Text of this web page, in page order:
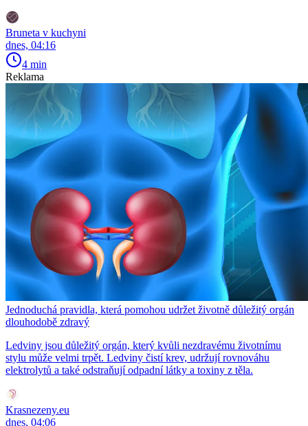
Bruneta v kuchyni
dnes, 04:16
4 min
Reklama
Jednoduchá pravidla, která pomohou udržet životně důležitý orgán
dlouhodobě zdravý
Ledviny jsou důležitý orgán, který kvůli nezdravému životnímu
stylu může velmi trpět. Ledviny čistí krev, udržují rovnováhu
elektrolytů a také odstraňují odpadní látky a toxiny z těla.
Krasnezeny.eu
dnes, 04:06